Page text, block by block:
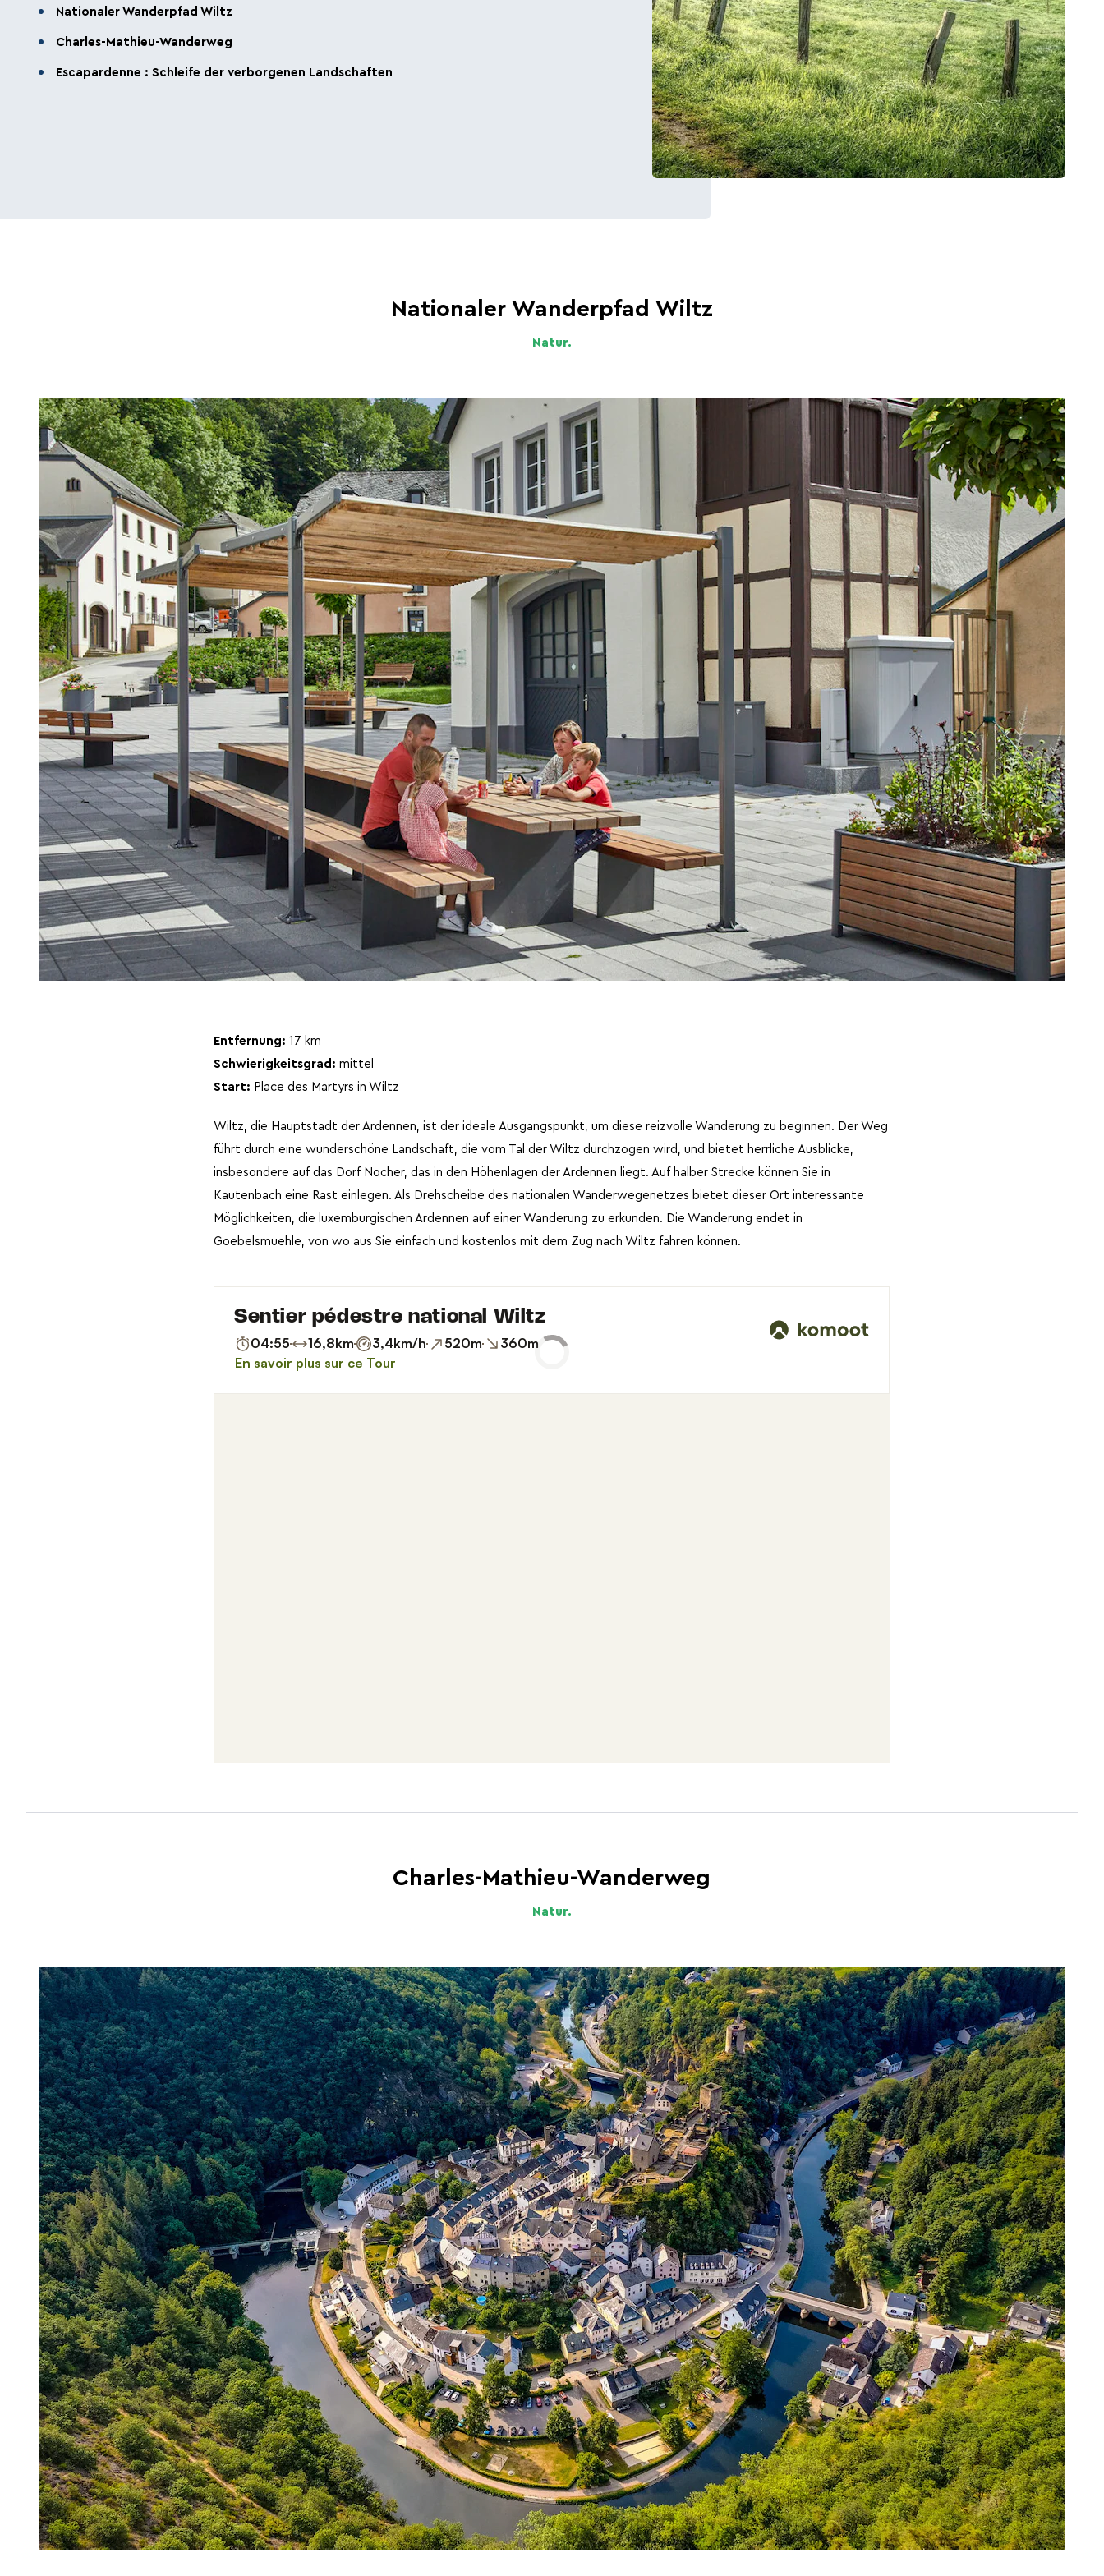
Die Ardennenschlacht
Nationaler Wanderpfad Wiltz
Charles-Mathieu-Wanderweg
Escapardenne : Schleife der verborgenen Landschaften
Nationaler Wanderpfad Wiltz
Natur.
Entfernung: 17 km
Schwierigkeitsgrad: mittel
Start: Place des Martyrs in Wiltz
Wiltz, die Hauptstadt der Ardennen, ist der ideale Ausgangspunkt, um diese reizvolle Wanderung zu beginnen. Der Weg
führt durch eine wunderschöne Landschaft, die vom Tal der Wiltz durchzogen wird, und bietet herrliche Ausblicke,
insbesondere auf das Dorf Nocher, das in den Höhenlagen der Ardennen liegt. Auf halber Strecke können Sie in
Kautenbach eine Rast einlegen. Als Drehscheibe des nationalen Wanderwegenetzes bietet dieser Ort interessante
Möglichkeiten, die luxemburgischen Ardennen auf einer Wanderung zu erkunden. Die Wanderung endet in
Goebelsmuehle, von wo aus Sie einfach und kostenlos mit dem Zug nach Wiltz fahren können.
Charles-Mathieu-Wanderweg
Natur.